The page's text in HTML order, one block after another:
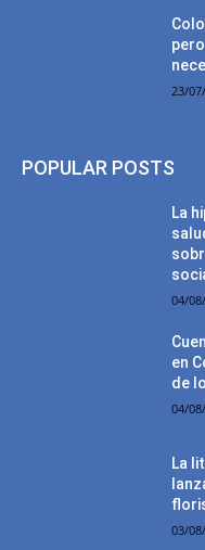
23/
POPULAR POSTS
La
04/
en
de
04/
La
03/